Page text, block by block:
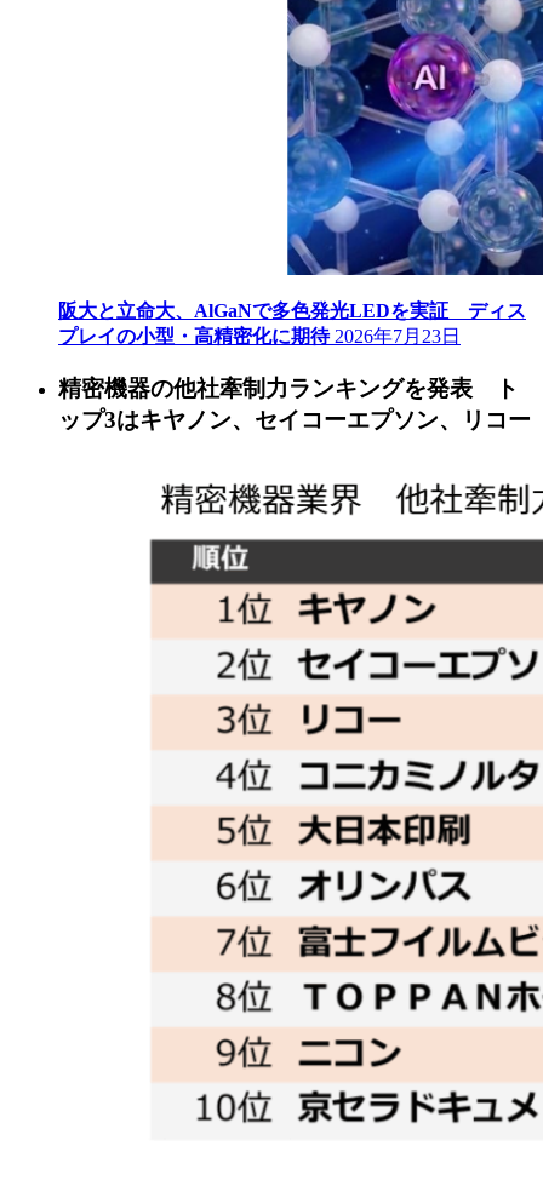
阪大と立命大、AlGaNで多色発光LEDを実証 ディス
プレイの小型・高精密化に期待 2026年7月23日
精密機器の他社牽制力ランキングを発表 ト
ップ3はキヤノン、セイコーエプソン、リコー